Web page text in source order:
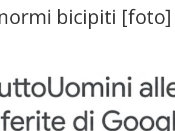
bicipiti [foto]